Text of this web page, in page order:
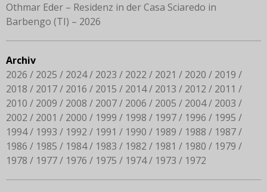
Othmar Eder – Residenz in der Casa Sciaredo in
Barbengo (TI) – 2026
Archiv
2026
2025 2024 2023 2022 2021 2020
2019
2018
2017 2016 2015 2014 2013 2012
2011
2010
2009 2008 2007 2006 2005 2004
2003
2002
2001 2000 1999 1998 1997 1996
1995
1994
1993 1992 1991 1990 1989 1988
1987
1986
1985 1984 1983 1982 1981 1980
1979
1978
1977 1976 1975 1974 1973 1972